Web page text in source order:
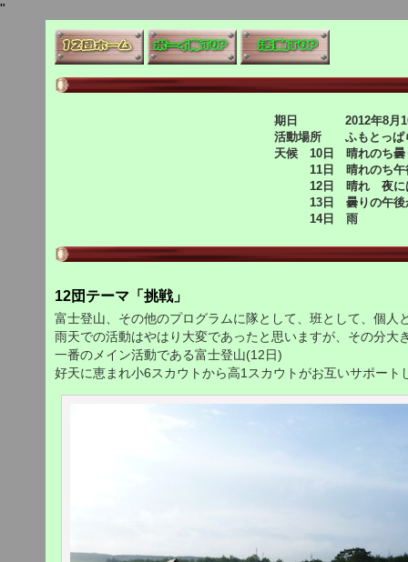
"
期日 2012年8月10
活動場所 ふもとっぱ
天候 10日 晴れのち曇
11日 晴れのち午
12日 晴れ 夜にはペ
13日 曇りの午後
14日 雨
12団テーマ「挑戦」
富士登山、その他のプログラムに隊として、班として、個人
雨天での活動はやはり大変であったと思いますが、その分大
一番のメイン活動である富士登山(12日)
好天に恵まれ小6スカウトから高1スカウトがお互いサポー